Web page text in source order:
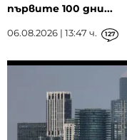
първите 100 дни...
06.08.2026 | 13:47 ч. 127